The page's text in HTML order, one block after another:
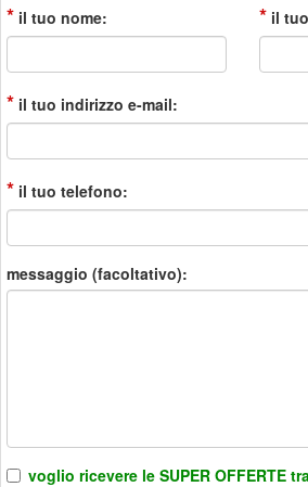
* il tuo nome: * il
* il tuo indirizzo e-mail:
* il tuo telefono:
messaggio (facoltativo):
voglio ricevere le SUPER OFFERTE